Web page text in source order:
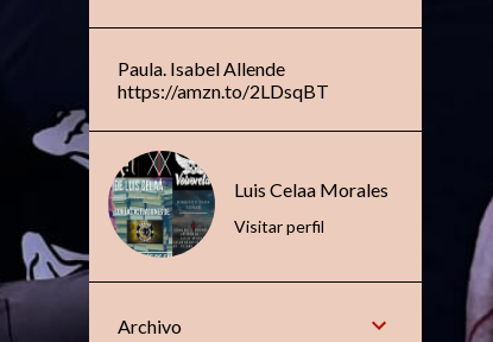
Paula. Isabel Allende
https://amzn.to/2LDsqBT
Luis Celaa Morales
Visitar perfil
Archivo